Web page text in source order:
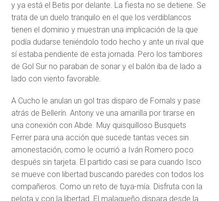
y ya está el Betis por delante. La fiesta no se detiene. Se
trata de un duelo tranquilo en el que los verdiblancos
tienen el dominio y muestran una implicación de la que
podía dudarse teniéndolo todo hecho y ante un rival que
sí estaba pendiente de esta jornada. Pero los tambores
de Gol Sur no paraban de sonar y el balón iba de lado a
lado con viento favorable.
A Cucho le anulan un gol tras disparo de Fornals y pase
atrás de Bellerín. Antony ve una amarilla por tirarse en
una conexión con Abde. Muy quisquilloso Busquets
Ferrer para una acción que sucede tantas veces sin
amonestación, como le ocurrió a Iván Romero poco
después sin tarjeta. El partido casi se para cuando Isco
se mueve con libertad buscando paredes con todos los
compañeros. Como un reto de tuya-mía. Disfruta con la
pelota y con la libertad. El malagueño dispara desde la